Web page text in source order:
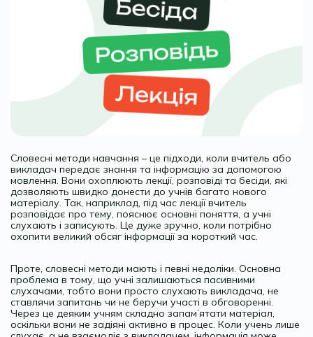
Словесні методи навчання – це підходи, коли вчитель або
викладач передає знання та інформацію за допомогою
мовлення. Вони охоплюють лекції, розповіді та бесіди, які
дозволяють швидко донести до учнів багато нового
матеріалу. Так, наприклад, під час лекції вчитель
розповідає про тему, пояснює основні поняття, а учні
слухають і записують. Це дуже зручно, коли потрібно
охопити великий обсяг інформації за короткий час.
Проте, словесні методи мають і певні недоліки. Основна
проблема в тому, що учні залишаються пасивними
слухачами, тобто вони просто слухають викладача, не
ставлячи запитань чи не беручи участі в обговоренні.
Через це деяким учням складно запам’ятати матеріал,
оскільки вони не задіяні активно в процес. Коли учень лише